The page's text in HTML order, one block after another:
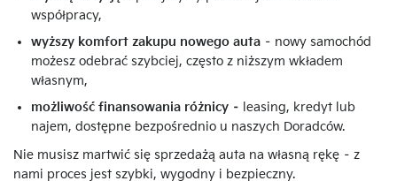
współpracy,
wyższy komfort zakupu nowego auta – nowy samochód
możesz odebrać szybciej, często z niższym wkładem
własnym,
możliwość finansowania różnicy – leasing, kredyt lub
najem, dostępne bezpośrednio u naszych Doradców.
Nie musisz martwić się sprzedażą auta na własną rękę – z
nami proces jest szybki, wygodny i bezpieczny.